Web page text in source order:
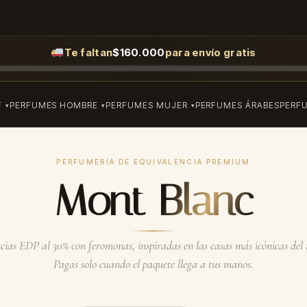
Te faltan$160.000para envío gratis
PERFUMES HOMBRE PERFUMES MUJER PERFUMES ÁRABES
PERFUMERÍA DE EQUIVALENCIA PREMIUM
Mont Blanc
EDP al 30% con feromonas, inspiradas en las casas más icónicas
Pagas solo cuando el paquete llega a tus manos.